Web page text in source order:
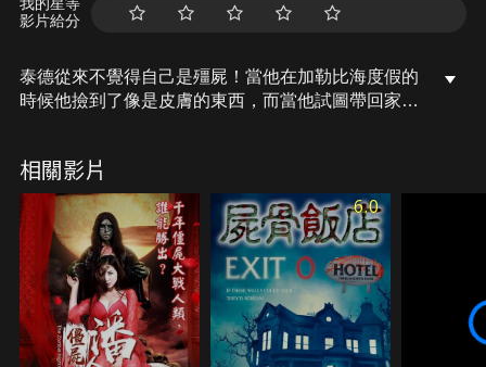
影片給分
泰德從來不覺得自己是殭屍！當他在加勒比海度假的
時候他撿到了像是皮膚的東西，而當他試圖帶回家
論如何泰德等到祖父過世後就可以繼承祖父的遺產讓
一切的情況變得更好了。沒想到事情越來越詭異了！
泰德跟著那超辣的吸血鬼進到那個團體後他發現... 裡
面的患者都受到超自然的現象困擾著，事情發展越發
詭異之外已經變得古怪嚇人了…
相關影片
6.0